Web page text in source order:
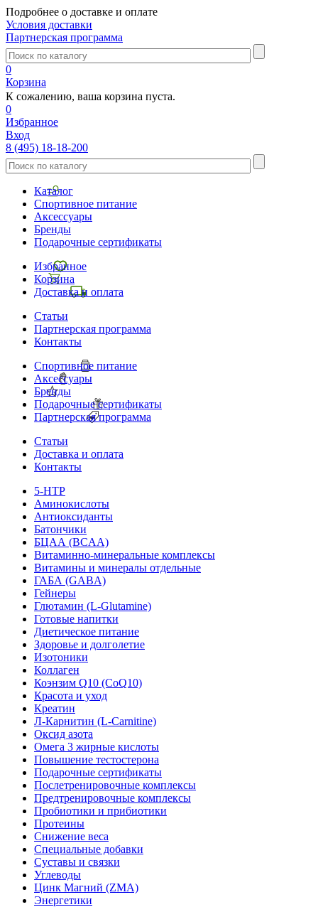
Подробнее о доставке и оплате
Условия доставки
Партнерская программа
0
Корзина
К сожалению, ваша корзина пуста.
0
Избранное
Вход
8 (495) 18-18-200
Каталог
Спортивное питание
Аксессуары
Бренды
Подарочные сертификаты
Избранное
Корзина
Доставка и оплата
Статьи
Партнерская программа
Контакты
Спортивное питание
Аксессуары
Бренды
Подарочные сертификаты
Партнерская программа
Статьи
Доставка и оплата
Контакты
5-HTP
Аминокислоты
Антиоксиданты
Батончики
БЦАА (BCAA)
Витаминно-минеральные комплексы
Витамины и минералы отдельные
ГАБА (GABA)
Гейнеры
Глютамин (L-Glutamine)
Готовые напитки
Диетическое питание
Здоровье и долголетие
Изотоники
Коллаген
Коэнзим Q10 (CoQ10)
Красота и уход
Креатин
Л-Карнитин (L-Сarnitine)
Оксид азота
Омега 3 жирные кислоты
Повышение тестостерона
Подарочные сертификаты
Послетренировочные комплексы
Предтренировочные комплексы
Пробиотики и прибиотики
Протеины
Снижение веса
Специальные добавки
Суставы и связки
Углеводы
Цинк Магний (ZMA)
Энергетики